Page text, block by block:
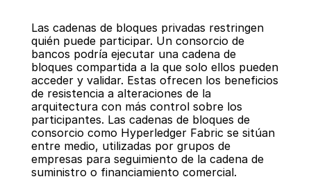
Las cadenas de bloques privadas restringen
quién puede participar. Un consorcio de
bancos podría ejecutar una cadena de
bloques compartida a la que solo ellos pueden
acceder y validar. Estas ofrecen los beneficios
de resistencia a alteraciones de la
arquitectura con más control sobre los
participantes. Las cadenas de bloques de
consorcio como Hyperledger Fabric se sitúan
entre medio, utilizadas por grupos de
empresas para seguimiento de la cadena de
suministro o financiamiento comercial.